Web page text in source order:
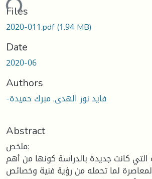
Files
2020-011.pdf(1.94 MB)
Date
2020-06
Authors
-فايد نور الهدى, مبرك حميدة
Abstract
ملخص:
التي كانت جديدة بالدراسة كونها من أهم
لما تحمله من رؤية فنية وخصائص